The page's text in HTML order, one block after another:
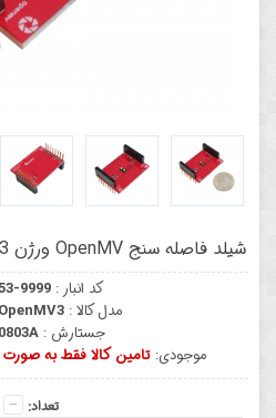
شیلد فاصله سنج OpenMV ورژن 3 با سنسور لیزری VL53L1X
کد انبار : 9999
مدل کالا :
جستارش :
موجودی: تامین کالا فقط به
تعداد: